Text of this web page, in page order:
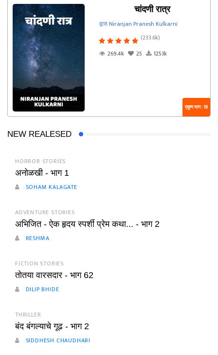
चांदणी रात्र
द्वारा Niranjan Pranesh Kulkarni
(233.6k)
269.4k
25 125.1k
एकूण भाग : 19
NEW REALESED
HORROR STORIES
अनोळखी - भाग 1
SOHAM KALAGATE
ADVENTURE STORIES
अभिजित - ऐक हृदय स्पर्शी प्रेम कथा... - भाग 2
RESHMA
FICTION STORIES
तोतया वारसदार - भाग 62
DILIP BHIDE
THRILLER
बंद बंगल्याचे गूढ - भाग 2
SIDDHESH CHAUDHARI